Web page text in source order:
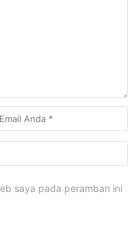
saya pada peramban ini